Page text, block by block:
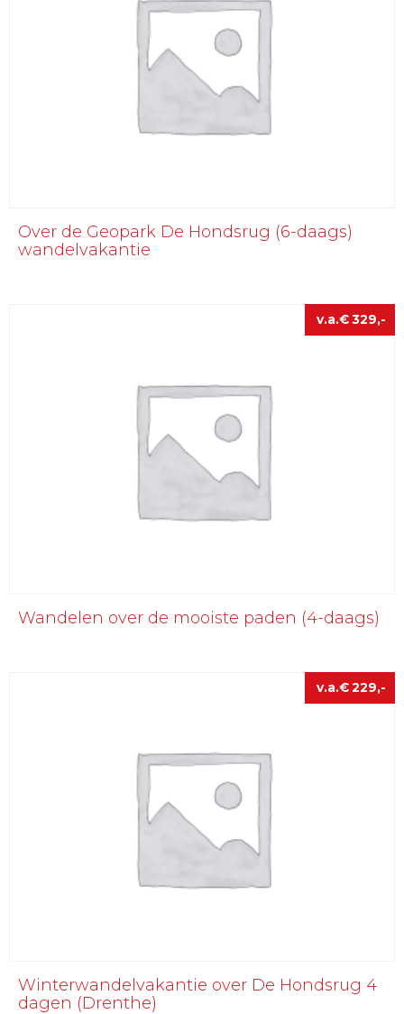
Over de Geopark De Hondsrug (6-daags)
wandelvakantie
Wandelen over de mooiste paden (4-daags)
€329
Winterwandelvakantie over De Hondsrug 4
dagen (Drenthe)
€229